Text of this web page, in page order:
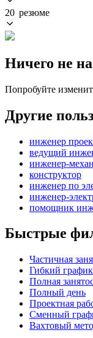
20 резюме
Ничего не
Попробуйте
Другие
инженер
ведущий
инженер-
конструктор
инженер по
инженер-
помощник
Быстрые
Частичная
Гибкий график
Полная
Полный день
Проектная
Сменный
Вахтовый